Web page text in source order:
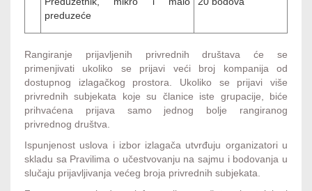
preduzeće
Rangiranje prijavljenih privrednih društava će se
primenjivati ukoliko se prijavi veći broj kompanija od
dostupnog izlagačkog prostora. Ukoliko se prijavi više
privrednih subjekata koje su članice iste grupacije, biće
prihvaćena prijava samo jednog bolje rangiranog
privrednog društva.
Ispunjenost uslova i izbor izlagača utvrđuju organizatori u
skladu sa Pravilima o učestvovanju na sajmu i bodovanja u
slučaju prijavljivanja većeg broja privrednih subjekata.